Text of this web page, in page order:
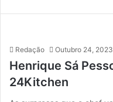
Redação Outubro 24, 2023
Henrique Sá
24Kitchen